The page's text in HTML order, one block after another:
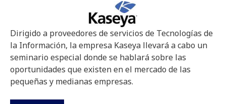
Dirigido a proveedores de servicios de Tecnologías de
la Información, la empresa Kaseya llevará a cabo un
seminario especial donde se hablará sobre las
oportunidades que existen en el mercado de las
pequeñas y medianas empresas.